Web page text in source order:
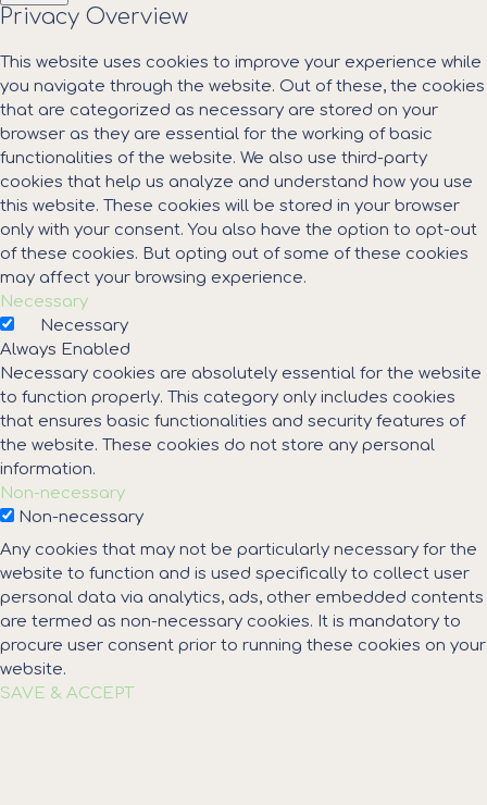
Privacy Overview
This website uses cookies to improve your experience while
you navigate through the website. Out of these, the cookies
that are categorized as necessary are stored on your
browser as they are essential for the working of basic
functionalities of the website. We also use third-party
cookies that help us analyze and understand how you use
this website. These cookies will be stored in your browser
only with your consent. You also have the option to opt-out
of these cookies. But opting out of some of these cookies
may affect your browsing experience.
Necessary
Necessary
Always Enabled
Necessary cookies are absolutely essential for the website
to function properly. This category only includes cookies
that ensures basic functionalities and security features of
the website. These cookies do not store any personal
information.
Non-necessary
Non-necessary
Any cookies that may not be particularly necessary for the
website to function and is used specifically to collect user
personal data via analytics, ads, other embedded contents
are termed as non-necessary cookies. It is mandatory to
procure user consent prior to running these cookies on your
website.
SAVE & ACCEPT